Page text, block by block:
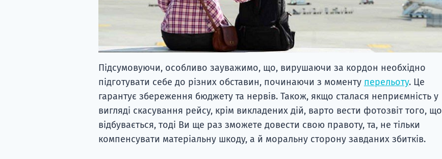
Підсумовуючи, особливо зауважимо, що, вирушаючи за кордон необхідно
підготувати себе до різних обставин, починаючи з моменту перельоту. Це
гарантує збереження бюджету та нервів. Також, якщо сталася неприємність у
вигляді скасування рейсу, крім викладених дій, варто вести фотозвіт того, що
відбувається, тоді Ви ще раз зможете довести свою правоту, та, не тільки
компенсувати матеріальну шкоду, а й моральну сторону завданих збитків.